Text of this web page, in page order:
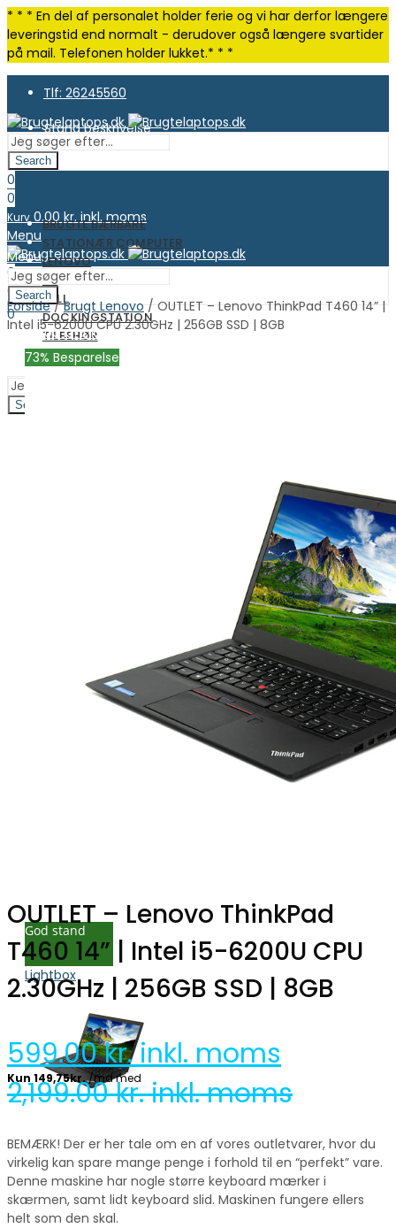
* * * En del af personalet holder ferie og vi har derfor længere
leveringstid end normalt - derudover også længere svartider
på mail. Telefonen holder lukket.* * *
Tlf: 26245560
Stand beskrivelse
Search
0
0
Kurv 0.00kr. inkl. moms
Menu
0
0
Kurv 0.00kr. inkl. moms
BRUGTE BÆRBARE
STATIONÆR COMPUTER
LENOVO
HP
DELL
DOCKINGSTATION
TILBEHØR
OUTLET
Search
Menu
Search
0
Kurv 0.00kr. inkl. moms
Forside/Brugt Lenovo / OUTLET – Lenovo ThinkPad T460 14” |
Intel i5-6200U CPU 2.30GHz | 256GB SSD | 8GB
73% Besparelse
God stand
Lightbox
OUTLET – Lenovo ThinkPad
T460 14” | Intel i5-6200U CPU
2.30GHz | 256GB SSD | 8GB
599.00kr. inkl. moms
2,199.00kr. inkl. moms
BEMÆRK! Der er her tale om en af vores outletvarer, hvor du
virkelig kan spare mange penge i forhold til en “perfekt” vare.
Denne maskine har nogle større keyboard mærker i
skærmen, samt lidt keyboard slid. Maskinen fungere ellers
helt som den skal.